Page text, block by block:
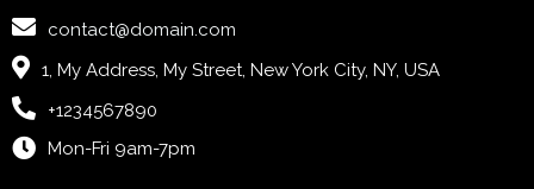
contact@domain.com
1, My Address, My Street, New York City, NY, USA
+1234567890
Mon-Fri 9am-7pm